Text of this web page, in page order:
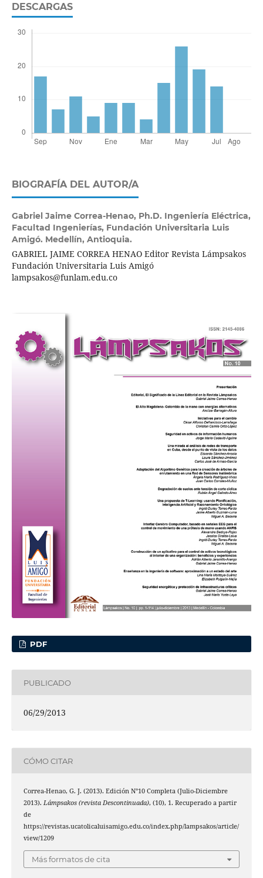
DESCARGAS
BIOGRAFÍA DEL AUTOR/A
Gabriel Jaime Correa-Henao, Ph.D. Ingeniería Eléctrica,
Facultad Ingenierías, Fundación Universitaria Luis
Amigó. Medellín, Antioquia.
GABRIEL JAIME CORREA HENAO Editor Revista Lámpsakos
Fundación Universitaria Luis Amigó
lampsakos@funlam.edu.co
PDF
PUBLICADO
06/29/2013
CÓMO CITAR
Correa-Henao, G. J. (2013). Edición N°10 Completa (Julio-Diciembre
2013). Lámpsakos (revista Descontinuada), (10), 1. Recuperado a partir
de
https://revistas.ucatolicaluisamigo.edu.co/index.php/lampsakos/article/
view/1209
Más formatos de cita